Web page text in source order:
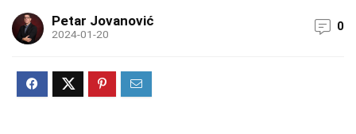
Petar Jovanović
2024-01-20
0